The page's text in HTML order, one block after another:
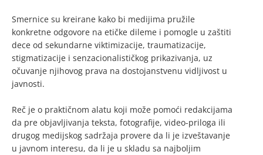
Smernice su kreirane kako bi medijima pružile
konkretne odgovore na etičke dileme i pomogle u zaštiti
dece od sekundarne viktimizacije, traumatizacije,
stigmatizacije i senzacionalističkog prikazivanja, uz
očuvanje njihovog prava na dostojanstvenu vidljivost u
javnosti.
Reč je o praktičnom alatu koji može pomoći redakcijama
da pre objavljivanja teksta, fotografije, video-priloga ili
drugog medijskog sadržaja provere da li je izveštavanje
u javnom interesu, da li je u skladu sa najboljim